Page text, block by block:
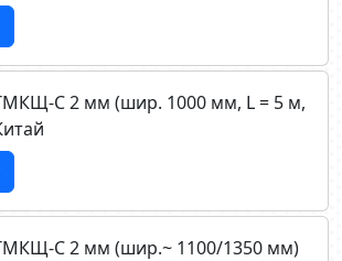
C 2 мм (шир. 1000 мм, L = 5 м,
C 2 мм (шир.~ 1100/1350 мм)